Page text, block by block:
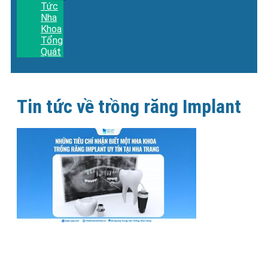
Tức
Nha
Khoa
Tổng
Quát
Tin tức về trồng răng Implant